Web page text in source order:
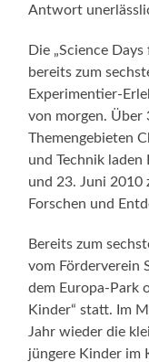
Antwort
Die „Science
bereits zum
Experimentier-
von morgen. Über
Themengebieten
und Technik laden
und 23. Juni 2010
Forschen und
Bereits zum
vom Förderverein
dem Europa-Park
Kinder“ statt. Im
Jahr wieder die
jüngere Kinder im